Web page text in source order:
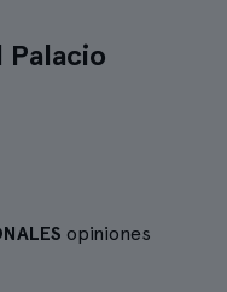
Palacio
opiniones